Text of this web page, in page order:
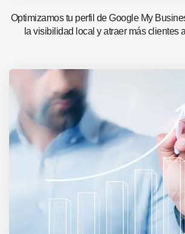
Optimizamos tu perfil de Google My
la visibilidad local y atraer más clientes